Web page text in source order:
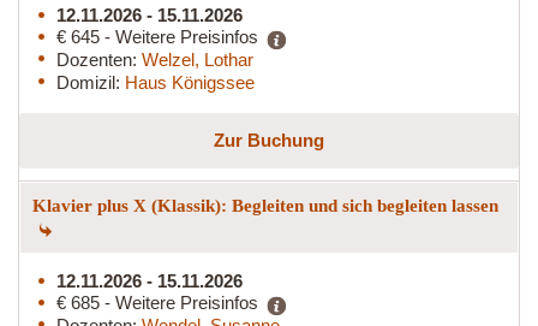
12.11.2026 - 15.11.2026
€ 645 - Weitere Preisinfos
Dozenten: Welzel, Lothar
Domizil: Haus Königssee
Zur Buchung
Klavier plus X (Klassik): Begleiten und sich begleiten lassen
12.11.2026 - 15.11.2026
€ 685 - Weitere Preisinfos